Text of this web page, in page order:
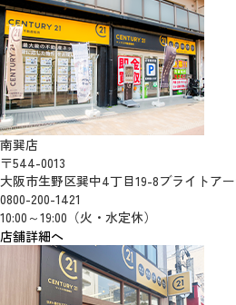
南巽店
〒544-0013
大阪市生野区巽中4丁目19-8ブライトア
0800-200-1421
10:00～19:00（火・水定休）
店舗詳細へ